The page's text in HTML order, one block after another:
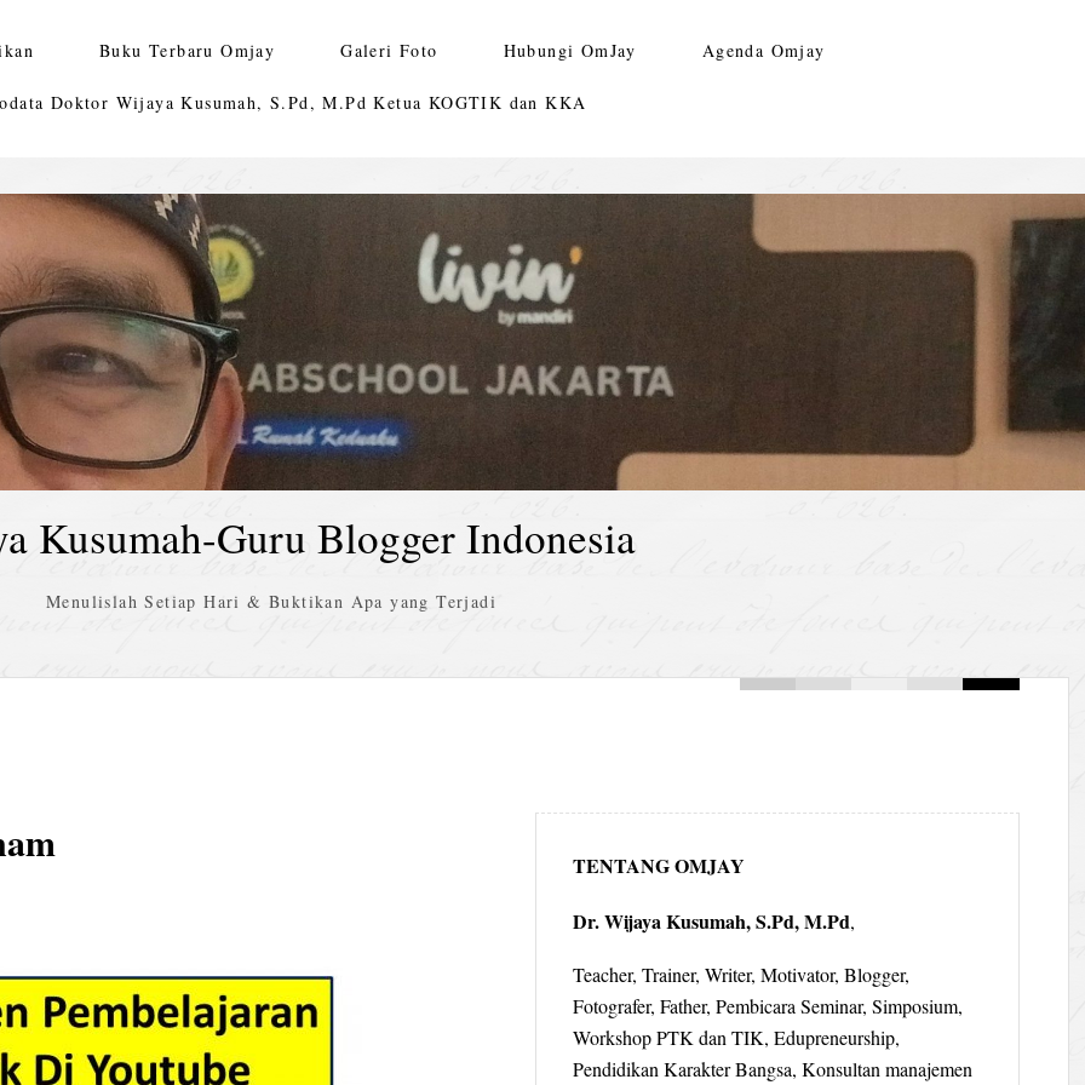
Buku Terbaru Omjay Galeri Foto Hubungi OmJay Agenda Omjay
Doktor Wijaya Kusumah, S.Pd, M.Pd Ketua KOGTIK dan KKA
Kusumah-Guru Blogger Indonesia
Menulislah Setiap Hari & Buktikan Apa yang Terjadi
TENTANG OMJAY
Dr. Wijaya Kusumah, S.Pd, M.Pd,
Teacher, Trainer, Writer, Motivator, Blogger,
Fotografer, Father, Pembicara Seminar, Simposium,
Workshop PTK dan TIK, Edupreneurship,
Pendidikan Karakter Bangsa, Konsultan manajemen